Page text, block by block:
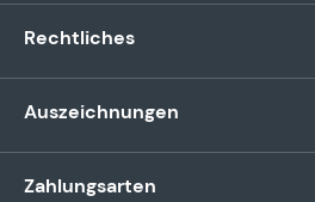
Rechtliches
Auszeichnungen
Zahlungsarten